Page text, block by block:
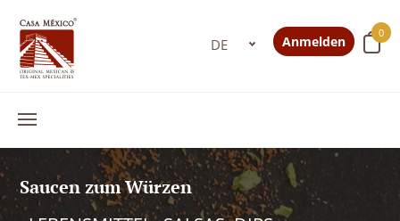
0
Anmelden
Saucen zum Würzen